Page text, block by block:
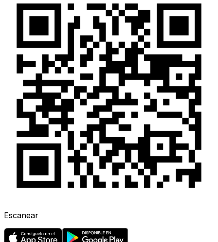
Escanear